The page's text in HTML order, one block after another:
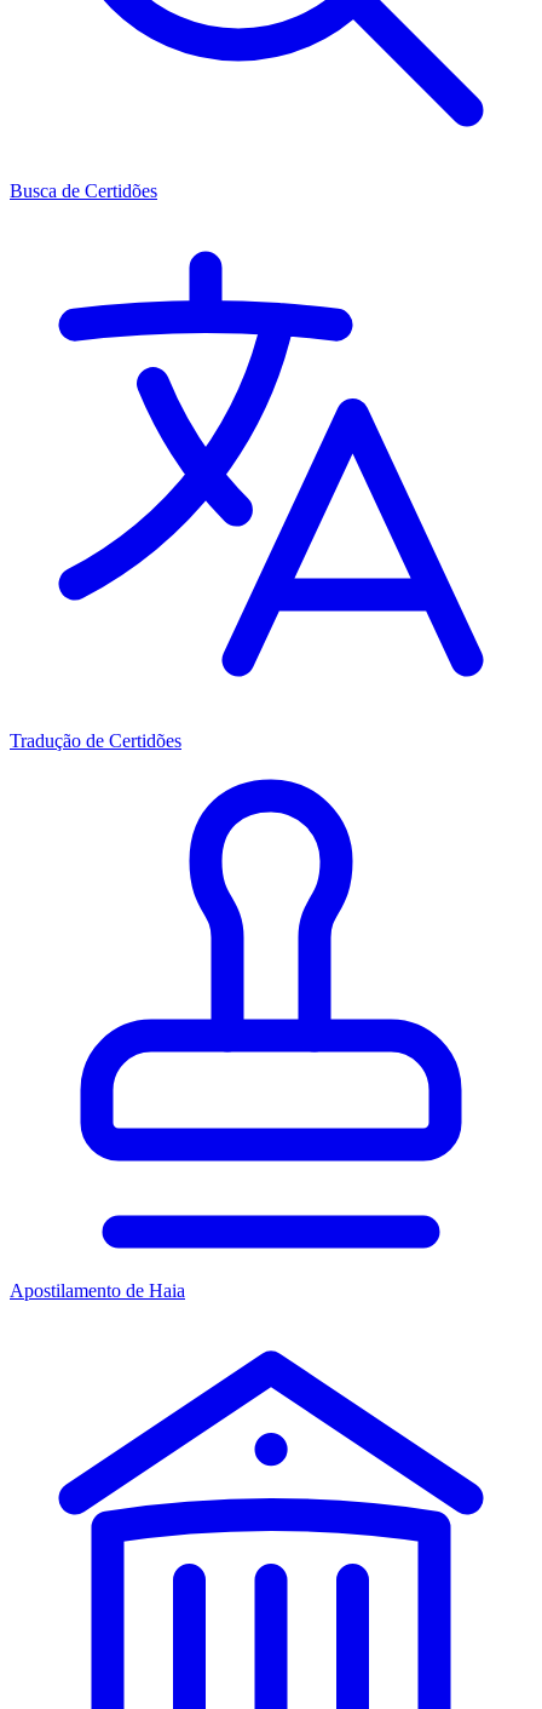
Busca de Certidões
Tradução de Certidões
Apostilamento de Haia